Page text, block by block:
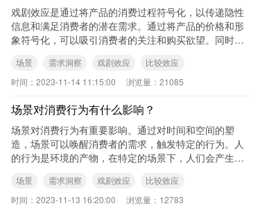
戏剧效应是通过将产品的消费过程符号化，以传递隐性
信息和满足消费者的潜在需求。通过将产品的价格和形
象符号化，可以吸引消费者的关注和购买欲望。同时，
落
场景 需求洞察 戏剧效应
比较效应
时间： 2023-11-14 11:15:00 浏览量： 21085
场景对消费行为有什么影响？
场景对消费行为有重要影响。通过对时间和空间的塑
造，场景可以唤醒消费者的需求，触发特定的行为。人
的行为是环境的产物，在特定的场景下，人们会产生特
求至
场景 需求洞察 戏剧效应
比较效应
时间： 2023-11-13 16:20:00 浏览量： 12783